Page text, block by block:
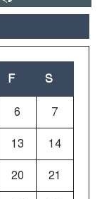
F S
6 7
13 14
20 21